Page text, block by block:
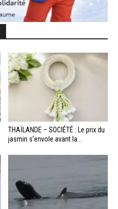
THAÏLANDE – SOCIÉTÉ : Le prix du
jasmin s’envole avant la...